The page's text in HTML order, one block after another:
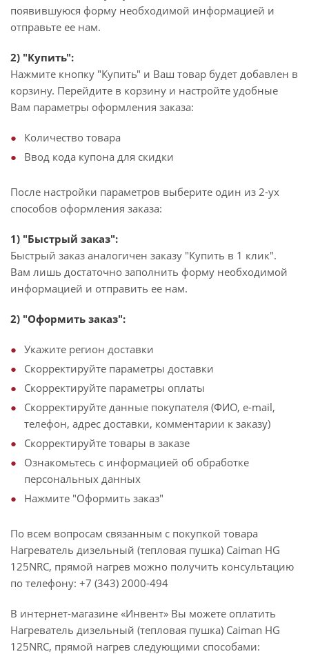
появившуюся форму необходимой информацией и
отправьте ее нам.
2) "Купить":
Нажмите кнопку "Купить" и Ваш товар будет добавлен в
корзину. Перейдите в корзину и настройте удобные
Вам параметры оформления заказа:
Количество товара
Ввод кода купона для скидки
После настройки параметров выберите один из 2-ух
способов оформления заказа:
1) "Быстрый заказ":
Быстрый заказ аналогичен заказу "Купить в 1 клик".
Вам лишь достаточно заполнить форму необходимой
информацией и отправить ее нам.
2) "Оформить заказ":
Укажите регион доставки
Скорректируйте параметры доставки
Скорректируйте параметры оплаты
Скорректируйте данные покупателя (ФИО, e-mail,
телефон, адрес доставки, комментарии к заказу)
Скорректируйте товары в заказе
Ознакомьтесь с информацией об обработке
персональных данных
Нажмите "Оформить заказ"
По всем вопросам связанным с покупкой товара
Нагреватель дизельный (тепловая пушка) Caiman HG
125NRC, прямой нагрев можно получить консультацию
по телефону: +7 (343) 2000-494
В интернет-магазине «Инвент» Вы можете оплатить
Нагреватель дизельный (тепловая пушка) Caiman HG
125NRC, прямой нагрев следующими способами: